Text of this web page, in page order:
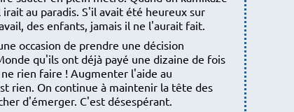
au paradis. S'il avait été heureux sur
des enfants, jamais il ne l'aurait fait.
occasion de prendre une décision
qu'ils ont déjà payé une dizaine de fois
rien faire ! Augmenter l'aide au
rien. On continue à maintenir la tête des
d'émerger. C'est désespérant.